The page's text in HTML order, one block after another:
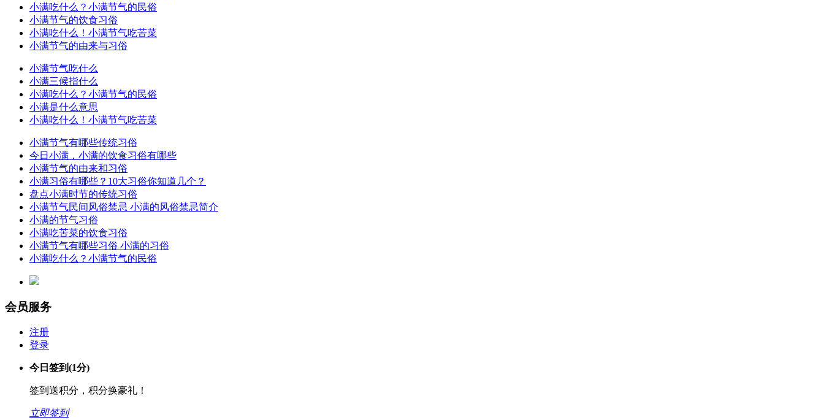
小满吃什么？小满节气的民俗
小满节气的饮食习俗
小满吃什么！小满节气吃苦菜
小满节气的由来与习俗
小满节气吃什么
小满三候指什么
小满吃什么？小满节气的民俗
小满是什么意思
小满吃什么！小满节气吃苦菜
小满节气有哪些传统习俗
今日小满，小满的饮食习俗有哪些
小满节气的由来和习俗
小满习俗有哪些？10大习俗你知道几个？
盘点小满时节的传统习俗
小满节气民间风俗禁忌 小满的风俗禁忌简介
小满的节气习俗
小满吃苦菜的饮食习俗
小满节气有哪些习俗 小满的习俗
小满吃什么？小满节气的民俗
会员服务
注册
登录
今日签到(1分)
签到送积分，积分换豪礼！
立即签到